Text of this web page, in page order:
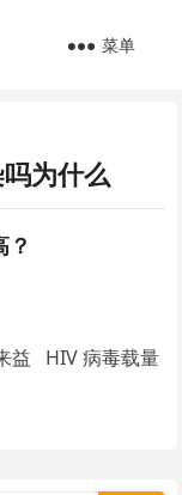
菜单
为什么
？
益 HIV 病毒载量